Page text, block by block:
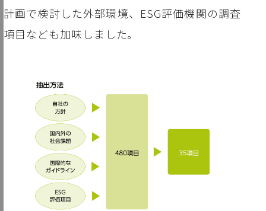
計画で検討した外部環境、ESG評価機関の調査
項目なども加味しました。